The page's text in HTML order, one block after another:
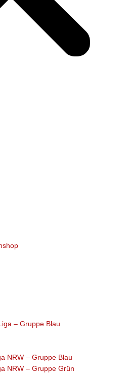
– Gruppe Blau
NRW – Gruppe Blau
NRW – Gruppe Grün